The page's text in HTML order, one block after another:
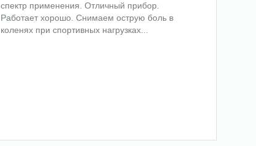
спектр применения. Отличный прибор.
Работает хорошо. Снимаем острую боль в
коленях при спортивных нагрузках...